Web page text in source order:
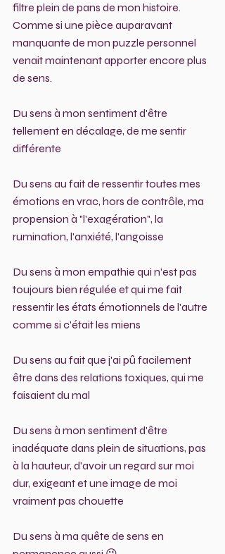
filtre plein de pans de mon histoire.
Comme si une pièce auparavant
manquante de mon puzzle personnel
venait maintenant apporter encore plus
de sens.
Du sens à mon sentiment d'être
tellement en décalage, de me sentir
différente
Du sens au fait de ressentir toutes mes
émotions en vrac, hors de contrôle, ma
propension à "l'exagération", la
rumination, l'anxiété, l'angoisse
Du sens à mon empathie qui n'est pas
toujours bien régulée et qui me fait
ressentir les états émotionnels de l'autre
comme si c'était les miens
Du sens au fait que j'ai pû facilement
être dans des relations toxiques, qui me
faisaient du mal
Du sens à mon sentiment d'être
inadéquate dans plein de situations, pas
à la hauteur, d'avoir un regard sur moi
dur, exigeant et une image de moi
vraiment pas chouette
Du sens à ma quête de sens en